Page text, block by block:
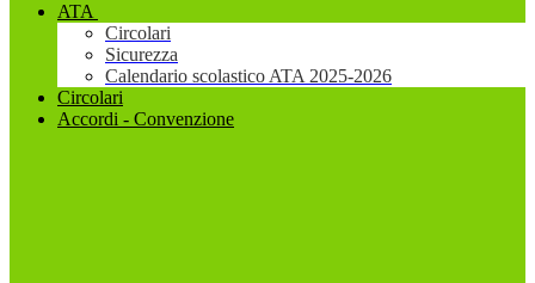
ATA
Circolari
Sicurezza
Calendario scolastico ATA 2025-2026
Circolari
Accordi - Convenzione